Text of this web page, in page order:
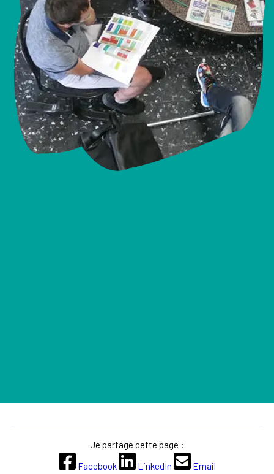
Je partage cette page :
Facebook
LinkedIn Email